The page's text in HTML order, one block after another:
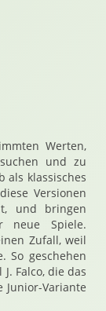
Werten,
und zu
als klassisches
Versionen
und bringen
neue Spiele.
Zufall, weil
So geschehen
Falco, die das
Junior-Variante